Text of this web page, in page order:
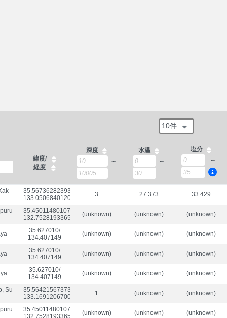
10件
緯度/
経度
深度
～
水温
～
塩分
～
35.56736282393768/
133.050684012051
3 27.373 33.429
35.450114801072594/
132.7528193365249 (unknown) (unknown) (unknown)
35.627010/
134.407149
(unknown) (unknown) (unknown)
35.627010/
134.407149
(unknown) (unknown) (unknown)
35.627010/
134.407149
(unknown) (unknown) (unknown)
Su
35.56421567373665/
133.1691206700655
1 (unknown) (unknown)
35.450114801072594/ (unknown) (unknown) (unknown)